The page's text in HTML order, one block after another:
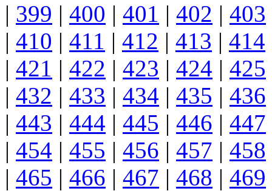
| 399 | 400 | 401 | 402 | 403
| 410 | 411 | 412 | 413 | 414
| 421 | 422 | 423 | 424 | 425
| 432 | 433 | 434 | 435 | 436
| 443 | 444 | 445 | 446 | 447
| 454 | 455 | 456 | 457 | 458
| 465 | 466 | 467 | 468 | 469